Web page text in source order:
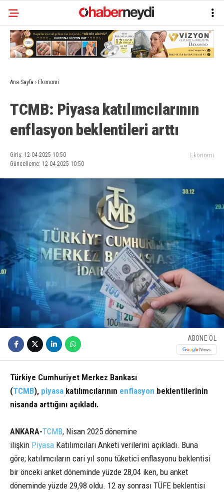
Ana Sayfa › Ekonomi
TCMB: Piyasa katılımcılarının
enflasyon beklentileri arttı
Giriş: 12-04-2025 10:50
Güncelleme: 12-04-2025 10:50
Ekonomi
ABONE OL
Türkiye Cumhuriyet Merkez Bankası
(TCMB), piyasa katılımcılarının enflasyon beklentilerinin
nisanda arttığını açıkladı.
ANKARA-TCMB, Nisan 2025 dönemine
ilişkin Piyasa Katılımcıları Anketi verilerini açıkladı. Buna
göre; katılımcıların cari yıl sonu tüketici enflasyonu beklentisi
bir önceki anket döneminde yüzde 28,04 iken, bu anket
döneminde yüzde 29,98 oldu. 12 ay sonrası TÜFE beklentisi